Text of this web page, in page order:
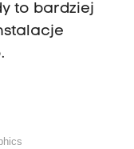
to bardziej